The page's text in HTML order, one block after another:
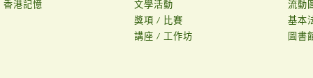
香港記憶
文學活動
獎項 / 比賽
講座 / 工作坊
流動
基本
圖書